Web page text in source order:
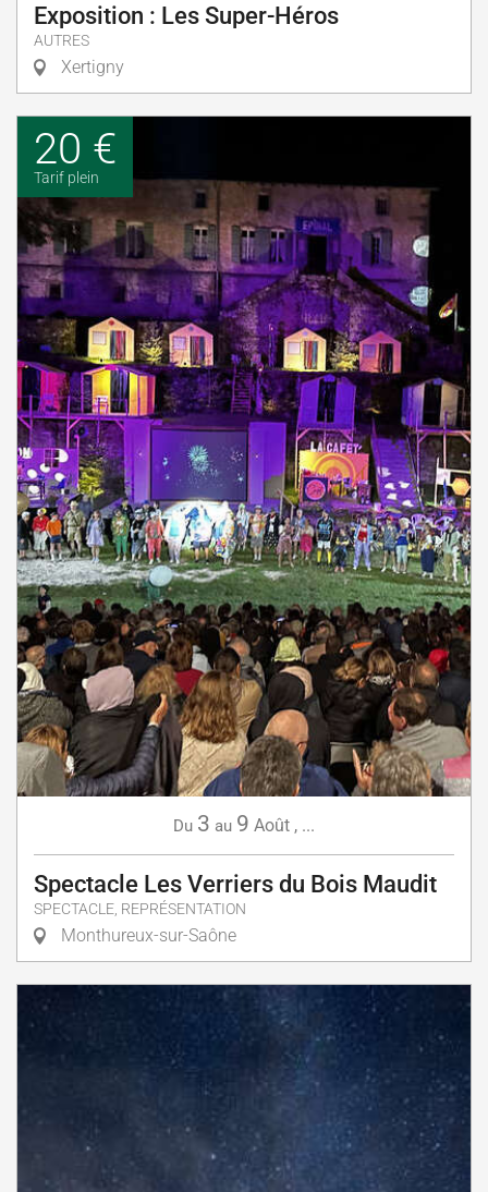
Exposition : Les Super-Héros
AUTRES
Xertigny
20 €
Tarif plein
Du 3 au 9 Août , ...
Spectacle Les Verriers du Bois Maudit
SPECTACLE, REPRÉSENTATION
Monthureux-sur-Saône